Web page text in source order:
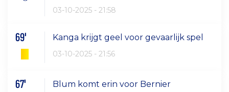
03-10-2025 - 21:58
69' Kanga krijgt geel voor gevaarlijk spel
03-10-2025 - 21:56
67' Blum komt erin voor Bernier